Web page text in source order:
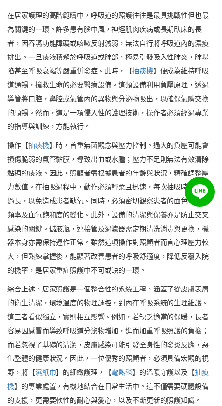
在居家護理的高階範疇中，呼吸道的照護往往是最具挑戰性但也最
為關鍵的一環。許多患有腦中風，神經肌肉疾病或長期臥床的長
者，因吞嚥功能障礙或咳嗽反射減弱，無法自行將呼吸道內的濃痰
排出。一旦痰液積聚於呼吸道或肺部，極易引發吸入性肺炎，肺塌
陷甚至呼吸衰竭等嚴重併發症。此時，【抽痰機】便成為維持呼吸
道通暢，搶救生命的必要醫療設備。這類設備利用負壓原理，透過
導管將口腔，鼻腔或氣管內的異物與分泌物吸出，以確保氣體交換
的順暢。然而，這是一項侵入性的護理技術，操作者必須經過專業
的指導與訓練，方能執行。
操作【抽痰機】時，首重無菌觀念與壓力控制。過大的負壓可能會
損傷脆弱的氣管黏膜，導致出血或水腫；壓力不足則無法有效清除
黏稠的痰液。因此，照顧者需根據患者的年齡與狀況，精確調整壓
力數值。在抽吸過程中，動作必須輕柔且迅速，每次抽吸時間不宜
過長，以免造成患者缺氧。同時，必須密切觀察患者的面色，呼吸
頻率及血氧飽和度的變化。此外，設備的清潔與保養亦是防止交叉
感染的關鍵。儲液瓶，連接管及過濾器需定期清洗消毒與更換，機
器本身亦需保持運作正常。雖然這項操作對照顧者而言心理壓力較
大，但熟練掌握後，能顯著改善患者的呼吸舒適度，降低反覆入院
的機率，是居家重症照護中不可或缺的一環。
綜合上述，居家照護是一個整合性的系統工程，涵蓋了從皮膚表層
的衛生清潔，環境溫度的物理調控，到內在呼吸系統的生理維護。
這三者看似獨立，實則相互影響。例如，若缺乏適當的保暖，長者
容易因感冒而導致呼吸道分泌物增加，進而加重呼吸照護的負擔；
而若忽視了基礎的清潔，皮膚感染可能引發全身性的發炎反應，惡
化整體的健康狀況。因此，一位優秀的照顧者，必須具備宏觀的視
野，將【濕紙巾】的細緻護理，【電熱毯】的溫暖守護以及【抽痰
機】的專業處置，有機地結合在日常生活中。這不僅需要硬體設備
的支援，更需要軟性的耐心與愛心，以及不斷更新的照護知識。